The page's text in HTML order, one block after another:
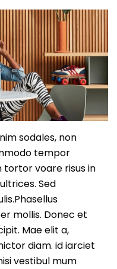
sodales, non
tempor
tortor voare risus in
Sed
mollis. Donec et
Mae elit a,
diam. id iarciet
vestibul mum